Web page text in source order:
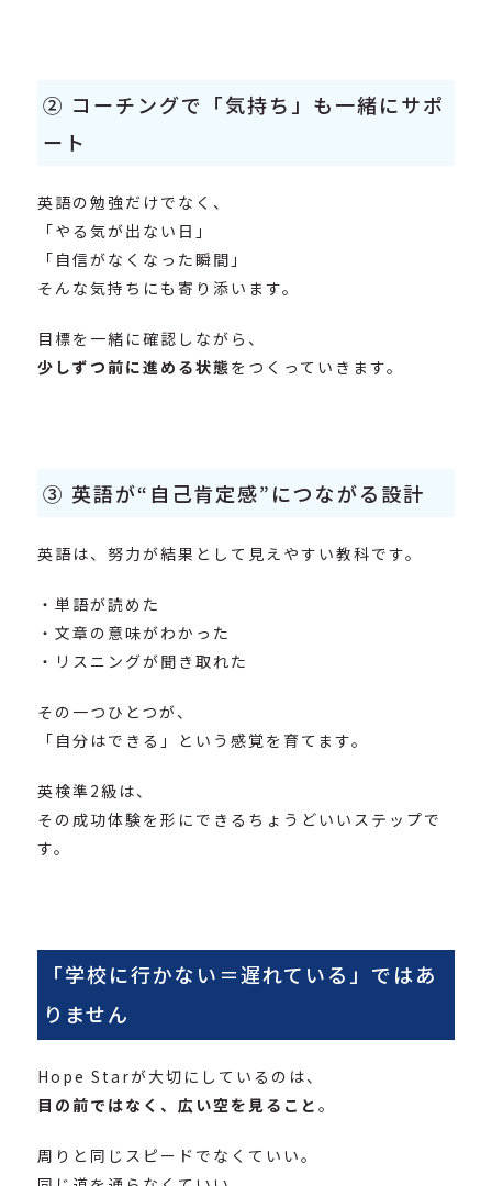
② コーチングで「気持ち」も一緒にサポ
ート
英語の勉強だけでなく、
「やる気が出ない日」
「自信がなくなった瞬間」
そんな気持ちにも寄り添います。
目標を一緒に確認しながら、
少しずつ前に進める状態をつくっていきます。
③ 英語が“自己肯定感”につながる設計
英語は、努力が結果として見えやすい教科です。
・単語が読めた
・文章の意味がわかった
・リスニングが聞き取れた
その一つひとつが、
「自分はできる」という感覚を育てます。
英検準2級は、
その成功体験を形にできるちょうどいいステップで
す。
「学校に行かない＝遅れている」ではあ
りません
Hope Starが大切にしているのは、
目の前ではなく、広い空を見ること 。
周りと同じスピードでなくていい。